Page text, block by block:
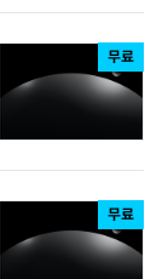
무료
무료